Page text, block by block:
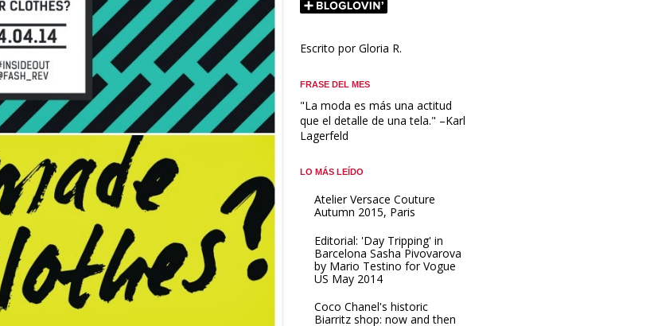
Escrito por Gloria R.
FRASE DEL MES
"La moda es más una actitud
que el detalle de una tela." –Karl
Lagerfeld
LO MÁS LEÍDO
Atelier Versace Couture
Autumn 2015, Paris
Editorial: 'Day Tripping' in
Barcelona Sasha Pivovarova
by Mario Testino for Vogue
US May 2014
Coco Chanel's historic
Biarritz shop: now and then